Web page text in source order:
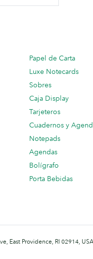
Papel de Carta
Luxe Notecards
Sobres
Caja Display
Tarjeteros
Cuadernos y
Notepads
Agendas
Bolígrafo
Porta Bebidas
East Providence, RI 02914,